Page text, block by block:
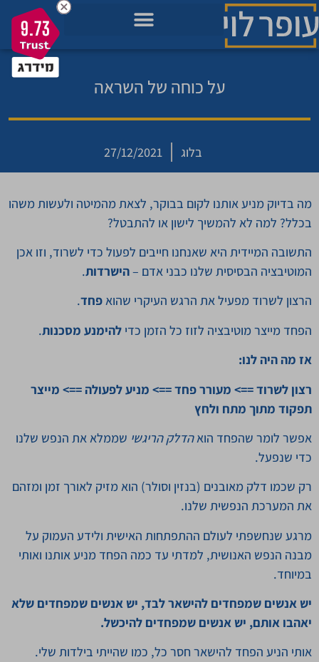
על כוחה של השראה
בלוג 27/12/2021
מה בדיוק מניע אותנו לקום בבוקר, לצאת מהמיטה ולעשות משהו
בכלל? למה לא להמשיך לישון או להתבטל?
התשובה המיידית היא שאנחנו חייבים לפעול כדי לשרוד, וזו אכן
המוטיבציה הבסיסית שלנו כבני אדם –הישרדות.
הרצון לשרוד מפעיל את הרגש העיקרי שהואפחד.
הפחד מייצר מוטיבציה לזוז כל הזמן כדי להימנע מסכנות.
אז מה היה לנו:
רצון לשרוד ==> מעורר פחד ==> מניע לפעולה ==> מייצר
תפקוד מתוך מתח ולחץ
אפשר לומר שהפחד הואהדלק הריגשי שממלא את הנפש שלנו
כדי שנפעל.
רק שכמו דלק מאובנים (בנזין וסולר) הוא מזיק לאורך זמן ומזהם
את המערכת הנפשית שלנו.
מרגע שנחשפתי לעולם ההתפתחות האישית ולידע העמוק על
מבנה הנפש האנושית, למדתי עד כמה הפחד מניע אותנו ואותי
במיוחד.
יש אנשים שמפחדים להישאר לבד, יש אנשים שמפחדים שלא
יאהבו אותם, יש אנשים שמפחדים להיכשל.
אותי הניע הפחד להישאר חסר כל, כמו שהייתי בילדות שלי.
9.73